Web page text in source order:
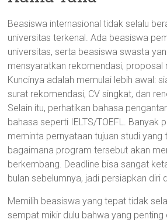
Beasiswa internasional tidak selalu
universitas terkenal. Ada beasiswa
universitas, serta beasiswa swasta
mensyaratkan rekomendasi, proposal
Kuncinya adalah memulai lebih awal:
surat rekomendasi, CV singkat, dan
Selain itu, perhatikan bahasa
bahasa seperti IELTS/TOEFL. Banyak
meminta pernyataan tujuan studi yang
bagaimana program tersebut akan
berkembang. Deadline bisa sangat
bulan sebelumnya, jadi persiapkan diri
Memilih beasiswa yang tepat tidak
sempat mikir dulu bahwa yang